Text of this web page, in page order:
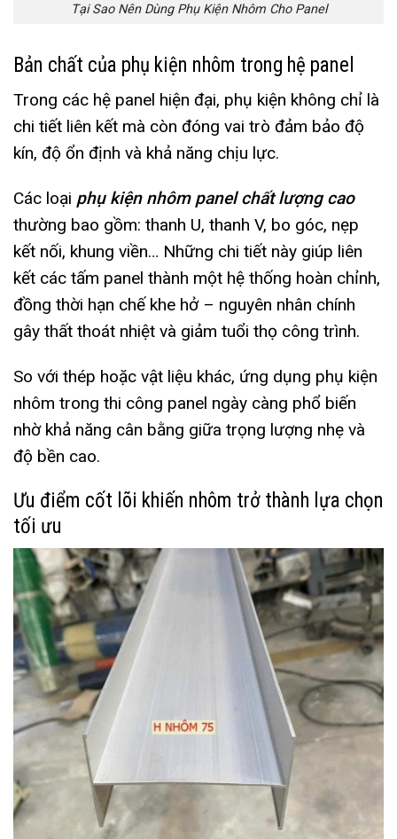
Tại Sao Nên Dùng Phụ Kiện Nhôm Cho Panel
Bản chất của phụ kiện nhôm trong hệ panel
Trong các hệ panel hiện đại, phụ kiện không chỉ là
chi tiết liên kết mà còn đóng vai trò đảm bảo độ
kín, độ ổn định và khả năng chịu lực.
Các loại phụ kiện nhôm panel chất lượng cao
thường bao gồm: thanh U, thanh V, bo góc, nẹp
kết nối, khung viền… Những chi tiết này giúp liên
kết các tấm panel thành một hệ thống hoàn chỉnh,
đồng thời hạn chế khe hở – nguyên nhân chính
gây thất thoát nhiệt và giảm tuổi thọ công trình.
So với thép hoặc vật liệu khác, ứng dụng phụ kiện
nhôm trong thi công panel ngày càng phổ biến
nhờ khả năng cân bằng giữa trọng lượng nhẹ và
độ bền cao.
Ưu điểm cốt lõi khiến nhôm trở thành lựa chọn
tối ưu